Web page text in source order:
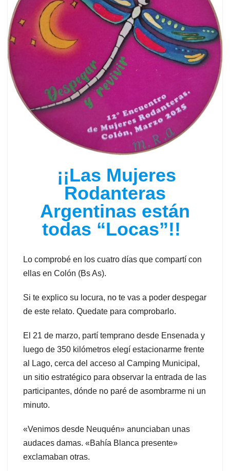
¡¡Las Mujeres
Rodanteras
Argentinas están
todas “Locas”!!
Lo comprobé en los cuatro días que compartí con
ellas en Colón (Bs As).
Si te explico su locura, no te vas a poder despegar
de este relato. Quedate para comprobarlo.
El 21 de marzo, partí temprano desde Ensenada y
luego de 350 kilómetros elegí estacionarme frente
al Lago, cerca del acceso al Camping Municipal,
un sitio estratégico para observar la entrada de las
participantes, dónde no paré de asombrarme ni un
minuto.
«Venimos desde Neuquén» anunciaban unas
audaces damas. «Bahía Blanca presente»
exclamaban otras.